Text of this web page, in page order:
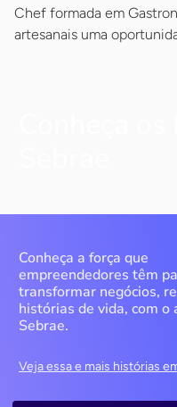
Chef formada em
artesanais uma
Conheça a força que
empreendedores têm
transformar negócios,
histórias de vida, com o
Sebrae.
Veja essa e mais histórias